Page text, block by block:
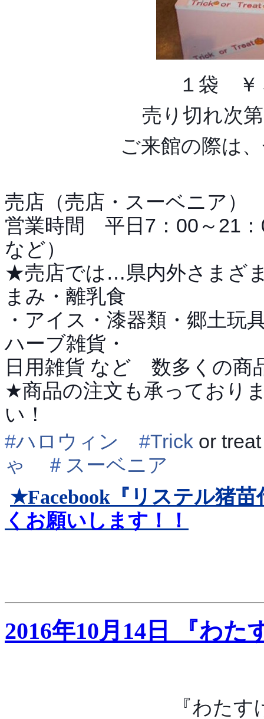
１袋 ￥
売り切れ次
ご来館の際は
売店（売店・スーベニア）
営業時間 平日7：00～21
など）
★売店では…県内外さまざ
まみ・離乳食
・アイス・漆器類・郷土玩
ハーブ雑貨・
日用雑貨 など 数多くの商
★商品の注文も承っており
い！
#ハロウィン #Trick or
ゃ
＃ スーベニア
★Facebook『 リステル猪
くお願いします！！
2016年10月14日 『わ
『わた